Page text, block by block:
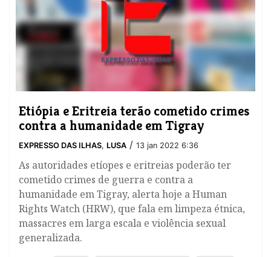
​Etiópia e Eritreia terão cometido crimes
contra a humanidade em Tigray
EXPRESSO DAS ILHAS, LUSA / 13 jan 2022 6:36
As autoridades etíopes e eritreias poderão ter
cometido crimes de guerra e contra a
humanidade em Tigray, alerta hoje a Human
Rights Watch (HRW), que fala em limpeza étnica,
massacres em larga escala e violência sexual
generalizada.